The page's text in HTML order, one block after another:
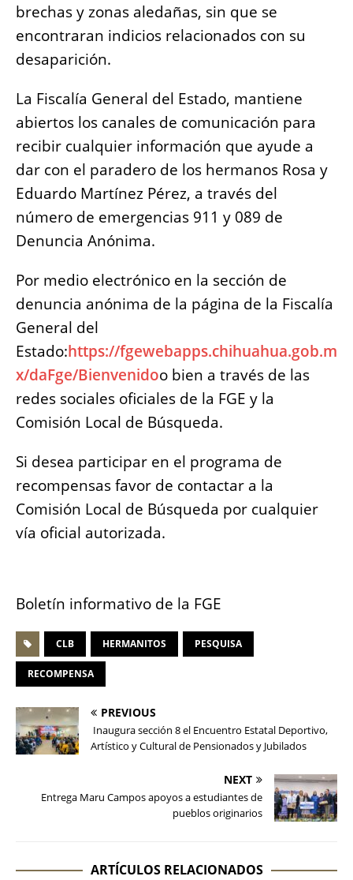
brechas y zonas aledañas, sin que se
encontraran indicios relacionados con su
desaparición.
La Fiscalía General del Estado, mantiene
abiertos los canales de comunicación para
recibir cualquier información que ayude a
dar con el paradero de los hermanos Rosa y
Eduardo Martínez Pérez, a través del
número de emergencias 911 y 089 de
Denuncia Anónima.
Por medio electrónico en la sección de
denuncia anónima de la página de la Fiscalía
General del
Estado:https://fgewebapps.chihuahua.gob.m
x/daFge/Bienvenidoo bien a través de las
redes sociales oficiales de la FGE y la
Comisión Local de Búsqueda.
Si desea participar en el programa de
recompensas favor de contactar a la
Comisión Local de Búsqueda por cualquier
vía oficial autorizada.
Boletín informativo de la FGE
CLB HERMANITOS PESQUISA
RECOMPENSA
PREVIOUS
Inaugura sección 8 el Encuentro Estatal Deportivo,
Artístico y Cultural de Pensionados y Jubilados
NEXT
Entrega Maru Campos apoyos a estudiantes de
pueblos originarios
ARTÍCULOS RELACIONADOS